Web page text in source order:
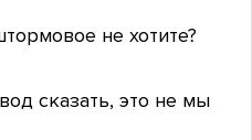
не хотите?
сказать, это не мы